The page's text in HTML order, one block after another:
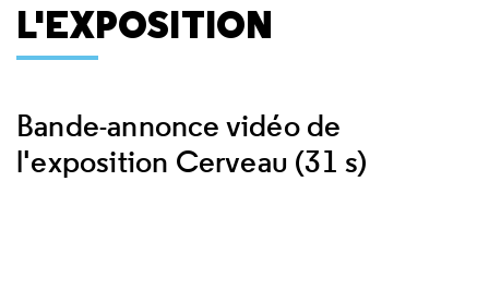
L'EXPOSITION
Bande-annonce vidéo de
l'exposition Cerveau (31 s)